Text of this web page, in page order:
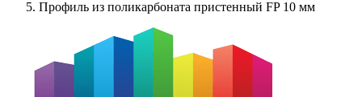
Профиль из поликарбоната пристенный FP 10 мм